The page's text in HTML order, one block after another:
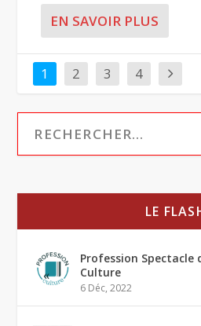
EN SAVOIR PLUS
1 2 3 4
LE
Profession Spectacle
Culture
6 Déc, 2022